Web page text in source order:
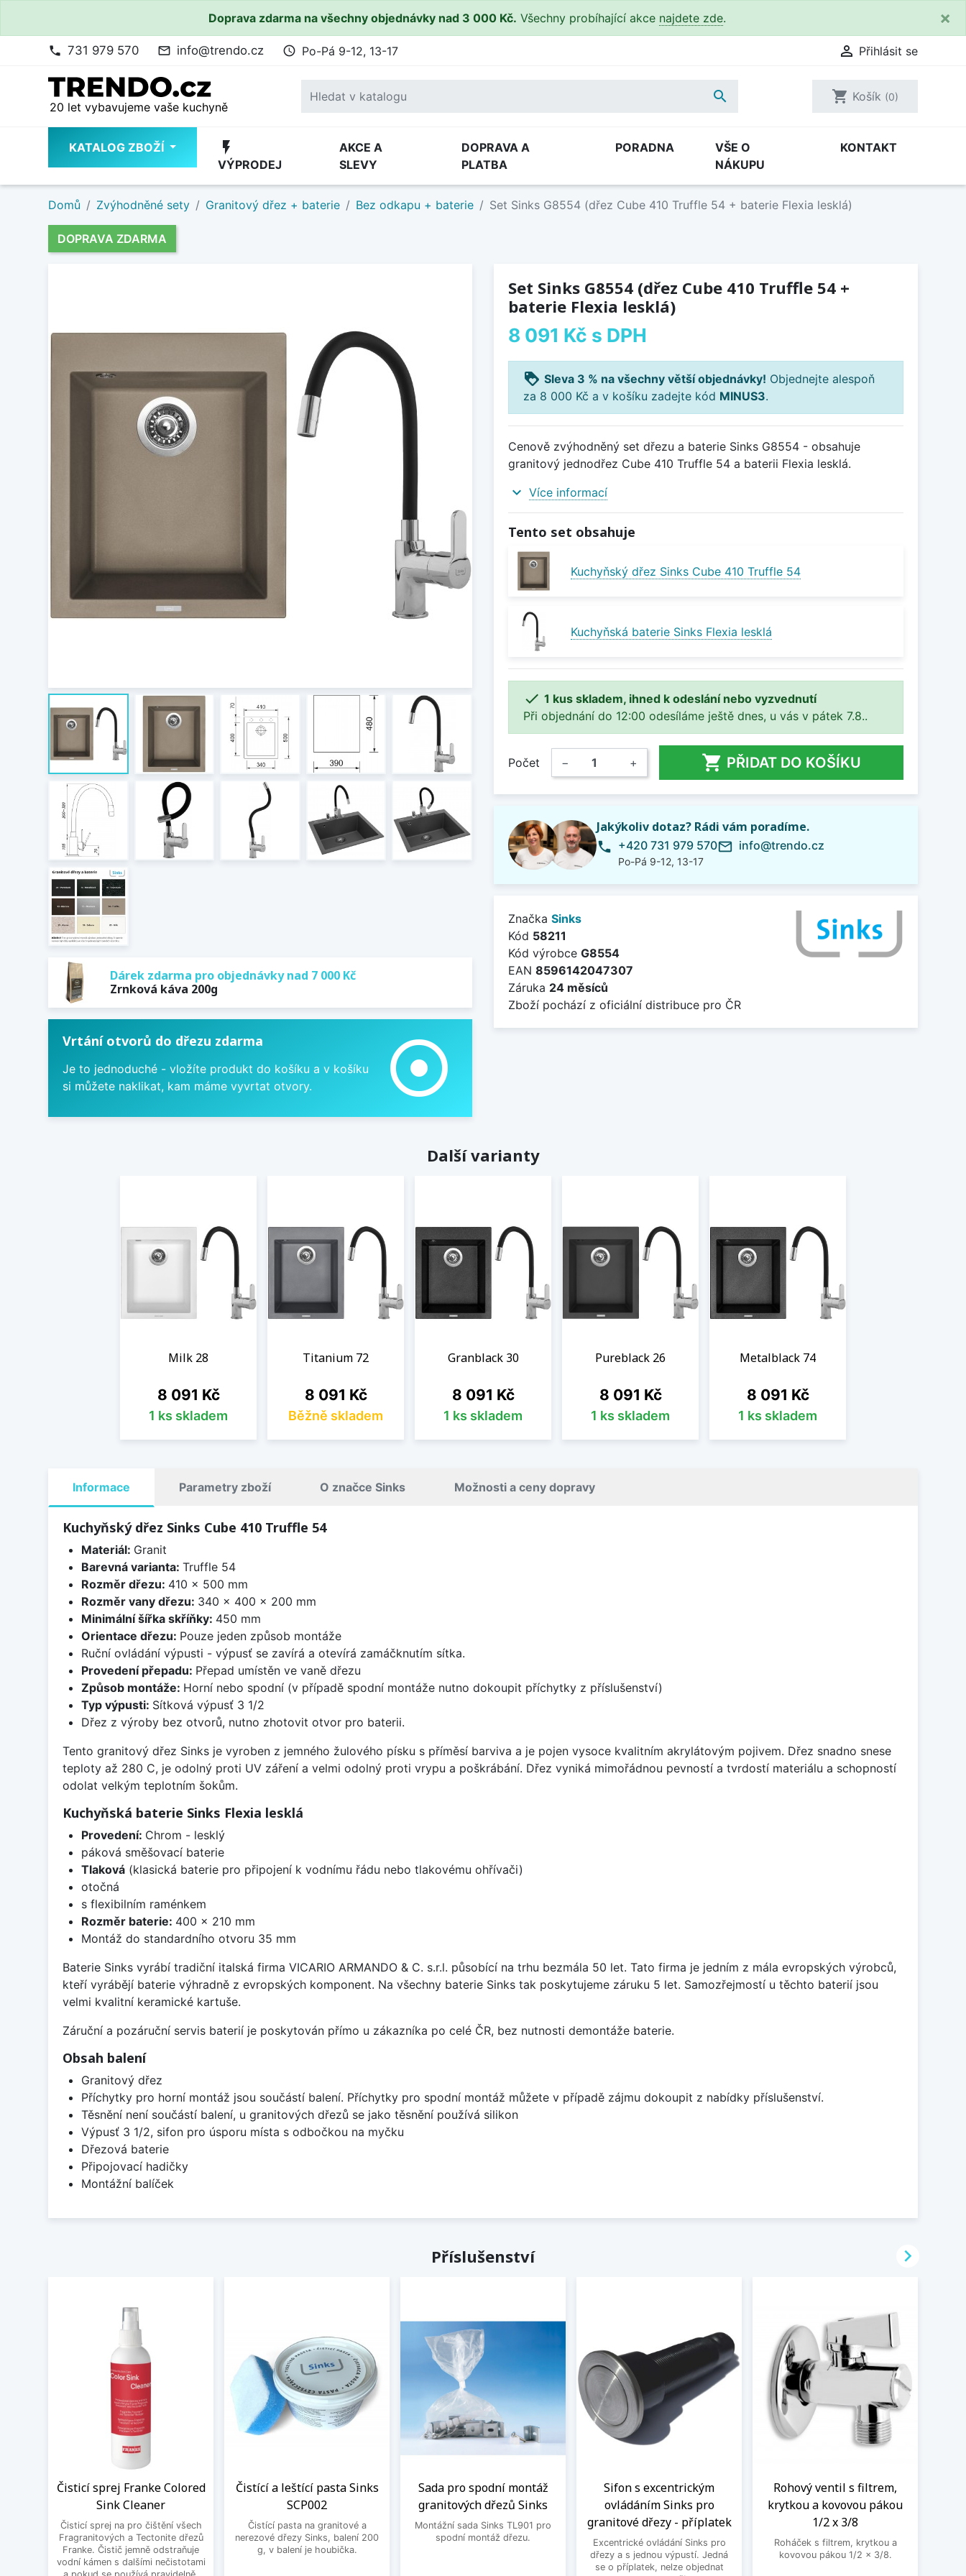
Doprava zdarma na všechny objednávky nad 3 000 Kč. Všechny probíhající akce najdete zde. ×
phone 731 979 570 mail_outline info@trendo.cz access_time Po-Pá 9-12, 13-17  Přihlásit se
20 let vybavujeme vaše kuchyně
 shopping_cart Košík (0)
KATALOG ZBOŽÍ flash_on
VÝPRODEJ
AKCE A
SLEVY
DOPRAVA A
PLATBA
PORADNA
VŠE O
NÁKUPU
KONTAKT
Domů Zvýhodněné sety Granitový dřez + baterie Bez odkapu + baterie Set Sinks G8554 (dřez Cube 410 Truffle 54 + baterie Flexia lesklá)
DOPRAVA ZDARMA
Dárek zdarma pro objednávky nad 7 000 Kč
Zrnková káva 200g
Vrtání otvorů do dřezu zdarma
Je to jednoduché - vložíte produkt do košíku a v košíku
si můžete naklikat, kam máme vyvrtat otvory.
adjust
Set Sinks G8554 (dřez Cube 410 Truffle 54 +
baterie Flexia lesklá)
8 091 Kč s DPH
loyalty Sleva 3 % na všechny větší objednávky! Objednejte alespoň
za 8 000 Kč a v košíku zadejte kód MINUS3.
Cenově zvýhodněný set dřezu a baterie Sinks G8554 - obsahuje
granitový jednodřez Cube 410 Truffle 54 a baterii Flexia lesklá.
expand_more Více informací
Tento set obsahuje
Kuchyňský dřez Sinks Cube 410 Truffle 54
Kuchyňská baterie Sinks Flexia lesklá
 1 kus skladem, ihned k odeslání nebo vyzvednutí
Při objednání do 12:00 odesíláme ještě dnes, u vás v pátek 7.8..
Počet − +  PŘIDAT DO KOŠÍKU
Jakýkoliv dotaz? Rádi vám poradíme.
phone +420 731 979 570
Po-Pá 9-12, 13-17
mail_outline info@trendo.cz
Značka Sinks
Kód 58211
Kód výrobce G8554
EAN 8596142047307
Záruka 24 měsíců
Zboží pochází z oficiální distribuce pro ČR
Další varianty
Milk 28
Cena
8 091 Kč
1 ks skladem
Titanium 72
Cena
8 091 Kč
Běžně skladem
Granblack 30
Cena
8 091 Kč
1 ks skladem
Pureblack 26
Cena
8 091 Kč
1 ks skladem
Metalblack 74
Cena
8 091 Kč
1 ks skladem
Informace Parametry zboží O značce Sinks Možnosti a ceny dopravy
Kuchyňský dřez Sinks Cube 410 Truffle 54
Materiál: Granit
Barevná varianta: Truffle 54
Rozměr dřezu: 410 x 500 mm
Rozměr vany dřezu: 340 x 400 x 200 mm
Minimální šířka skříňky: 450 mm
Orientace dřezu: Pouze jeden způsob montáže
Ruční ovládání výpusti - výpusť se zavírá a otevírá zamáčknutím sítka.
Provedení přepadu: Přepad umístěn ve vaně dřezu
Způsob montáže: Horní nebo spodní (v případě spodní montáže nutno dokoupit příchytky z příslušenství)
Typ výpusti: Sítková výpusť 3 1/2
Dřez z výroby bez otvorů, nutno zhotovit otvor pro baterii.
Tento granitový dřez Sinks je vyroben z jemného žulového písku s příměsí barviva a je pojen vysoce kvalitním akrylátovým pojivem. Dřez snadno snese
teploty až 280 C, je odolný proti UV záření a velmi odolný proti vrypu a poškrábání. Dřez vyniká mimořádnou pevností a tvrdostí materiálu a schopností
odolat velkým teplotním šokům.
Kuchyňská baterie Sinks Flexia lesklá
Provedení: Chrom - lesklý
páková směšovací baterie
Tlaková(klasická baterie pro připojení k vodnímu řádu nebo tlakovému ohřívači)
otočná
s flexibilním raménkem
Rozměr baterie: 400 x 210 mm
Montáž do standardního otvoru 35 mm
Baterie Sinks vyrábí tradiční italská firma VICARIO ARMANDO & C. s.r.l. působící na trhu bezmála 50 let. Tato firma je jedním z mála evropských výrobců,
kteří vyrábějí baterie výhradně z evropských komponent. Na všechny baterie Sinks tak poskytujeme záruku 5 let. Samozřejmostí u těchto baterií jsou
velmi kvalitní keramické kartuše.
Záruční a pozáruční servis baterií je poskytován přímo u zákazníka po celé ČR, bez nutnosti demontáže baterie.
Obsah balení
Granitový dřez
Příchytky pro horní montáž jsou součástí balení. Příchytky pro spodní montáž můžete v případě zájmu dokoupit z nabídky příslušenství.
Těsnění není součástí balení, u granitových dřezů se jako těsnění používá silikon
Výpusť 3 1/2, sifon pro úsporu místa s odbočkou na myčku
Dřezová baterie
Připojovací hadičky
Montážní balíček
Příslušenství
Čisticí sprej Franke Colored
Sink Cleaner
Čisticí sprej na pro čištění všech
Fragranitových a Tectonite dřezů
Franke. Čistič jemně odstraňuje
vodní kámen s dalšími nečistotami
Čistící a leštící pasta Sinks
SCP002
Čistící pasta na granitové a
nerezové dřezy Sinks, balení 200
g, v balení je houbička.
Sada pro spodní montáž
granitových dřezů Sinks
Montážní sada Sinks TL901 pro
spodní montáž dřezu.
Sifon s excentrickým
ovládáním Sinks pro
granitové dřezy - příplatek
Excentrické ovládání Sinks pro
dřezy a s jednou výpustí. Jedná
se o příplatek, nelze objednat
Rohový ventil s filtrem,
krytkou a kovovou pákou
1/2 x 3/8
Roháček s filtrem, krytkou a
kovovou pákou 1/2 x 3/8.
